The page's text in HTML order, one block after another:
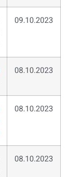
09.10.2023
08.10.2023
08.10.2023
08.10.2023